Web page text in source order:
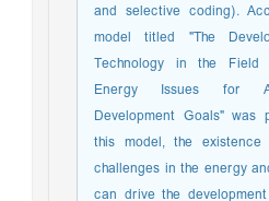
and selective coding).
model titled "The
Technology in the
Energy Issues for
Development Goals"
this model, the
challenges in the energy
can drive the